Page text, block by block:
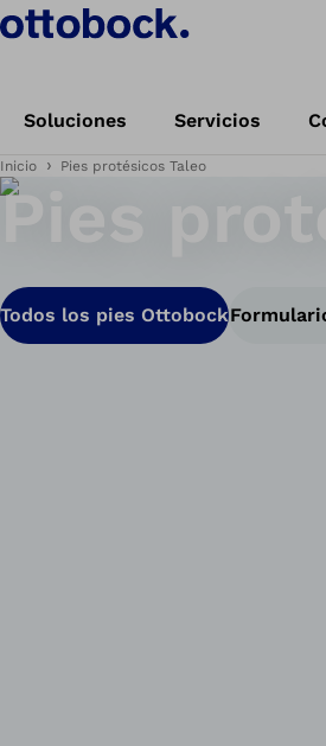
Soluciones Servicios
Inicio Pies protésicos Taleo
Pies
Todos los pies Ottobock